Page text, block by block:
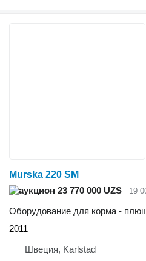
Murska 220 SM
23 770 000 UZS
19
Оборудование для корма -
2011
Швеция, Karlstad